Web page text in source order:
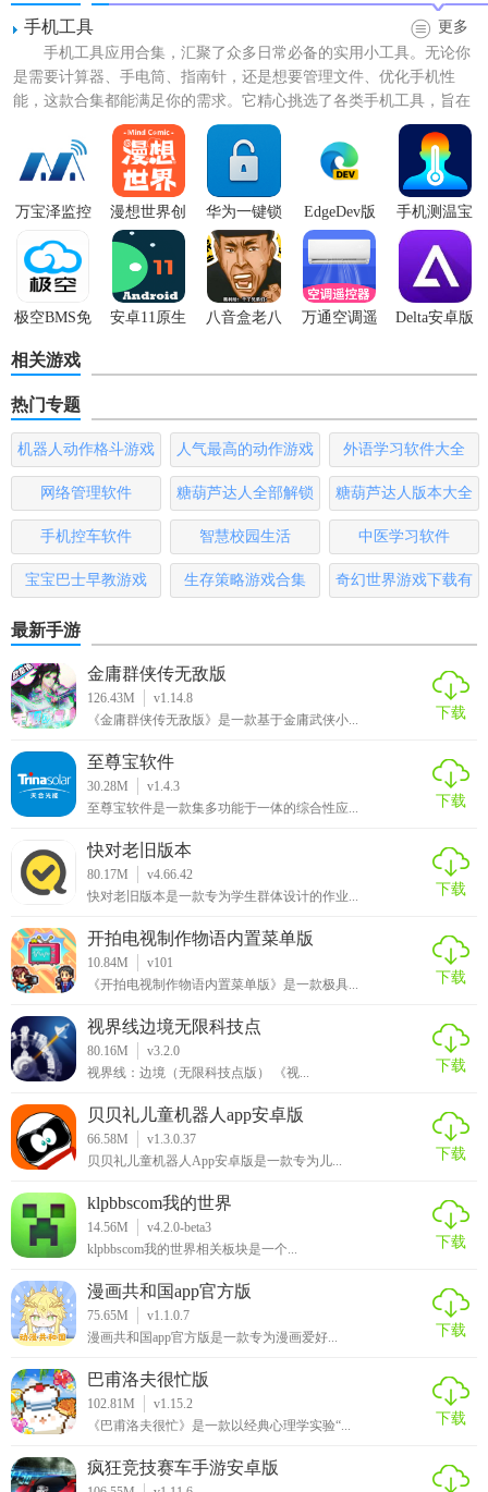
1. 自定义桌面：用户可以自定义界面主题、壁纸、图标等元
素，打造独一无二的桌面启动器。
2. 快速访问：快速访问最常用的应用程序和内容，提高使用
效率。
3. 应用程序管理：支持添加新的应用程序，创建分类和文件
中查找所需内容。
5. 兼容性：支持低至Android 2.3版本的设备，兼容性超强。
【anylauncher App 1.8亮点】
1. 多种工作模式：内置多种工作模式，用户可以根据需求选
择适合的工作模式，工作时不显示UI，无需复杂操作即可触
会根据用户的兴趣偏好向其推荐热门影视、音乐、新闻等内
容。
3. 快速退出：提供临时退出和完全退出两种选项，方便用户
在不同场景下使用。临时退出可以通过快速按下3次home键
启动备用启动器，完全退出则需要在系统设置中清除
AnyLauncher的数据。
4. 内置播放器：除了作为桌面启动器，还拥有内置的音频和
【anylauncher App 1.8优势】
面启动器更加的安全。
2. 操作便捷：使用简单，不需任何复杂的操作，随意打开一
个应用就可以设置。
3. 低内存占用：无后台，内存占用低，不会影响设备的运行
4. 持续更新：开发团队不断优化软件，并增加新的功能与特
色，提升用户体验。
【anylauncher App 1.8推荐】
对于想要自定义桌面、提高使用效率、享受便捷操作体验的
用户来说，AnyLauncher App 1.8无疑是一个值得推荐的选
择。无论是手机端还是电视端，它都能为用户提供出色的桌
面启动器服务。
手机工具
更多
手机工具应用合集，汇聚了众多日常必备的实用小工具。无论你
是需要计算器、手电筒、指南针，还是想要管理文件、优化手机性
能，这款合集都能满足你的需求。它精心挑选了各类手机工具，旨在
为用户的生活和工作带来便捷...
万宝泽监控
漫想世界创
作版
华为一键锁
屏
EdgeDev版
手机测温宝
app
极空BMS免
安卓11原生
八音盒老八
万通空调遥
Delta安卓版
相关游戏
热门专题
机器人动作格斗游戏
大全
人气最高的动作游戏
排行榜
外语学习软件大全
网络管理软件
糖葫芦达人全部解锁
版
糖葫芦达人版本大全
手机控车软件 智慧校园生活 中医学习软件
宝宝巴士早教游戏 生存策略游戏合集
奇幻世界游戏下载有
最新手游
金庸群侠传无敌版
126.43M
v1.14.8
《金庸群侠传无敌版》是一款基于金庸武侠小...
下载
至尊宝软件
30.28M
v1.4.3
至尊宝软件是一款集多功能于一体的综合性应...
下载
快对老旧版本
80.17M
v4.66.42
快对老旧版本是一款专为学生群体设计的作业...
下载
开拍电视制作物语内置菜单版
10.84M
v101
《开拍电视制作物语内置菜单版》是一款极具...
下载
视界线边境无限科技点
80.16M
v3.2.0
视界线：边境（无限科技点版） 《视...
下载
贝贝礼儿童机器人app安卓版
66.58M
v1.3.0.37
贝贝礼儿童机器人App安卓版是一款专为儿...
下载
klpbbscom我的世界
14.56M
v4.2.0-beta3
klpbbscom我的世界相关板块是一个...
下载
漫画共和国app官方版
75.65M
v1.1.0.7
漫画共和国app官方版是一款专为漫画爱好...
下载
巴甫洛夫很忙版
102.81M
v1.15.2
《巴甫洛夫很忙》是一款以经典心理学实验“...
下载
疯狂竞技赛车手游安卓版